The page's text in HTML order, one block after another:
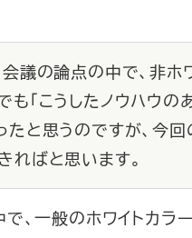
議の論点の中で、非ホ
も「こうしたノウハウ
たと思うのですが、今
ればと思います。
で、一般のホワイトカ